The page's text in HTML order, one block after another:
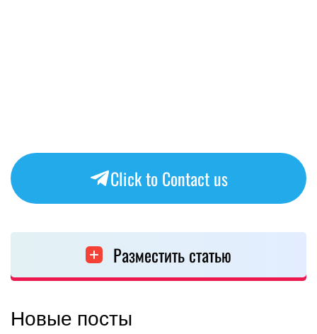
Click to Contact us
Разместить статью
Новые посты